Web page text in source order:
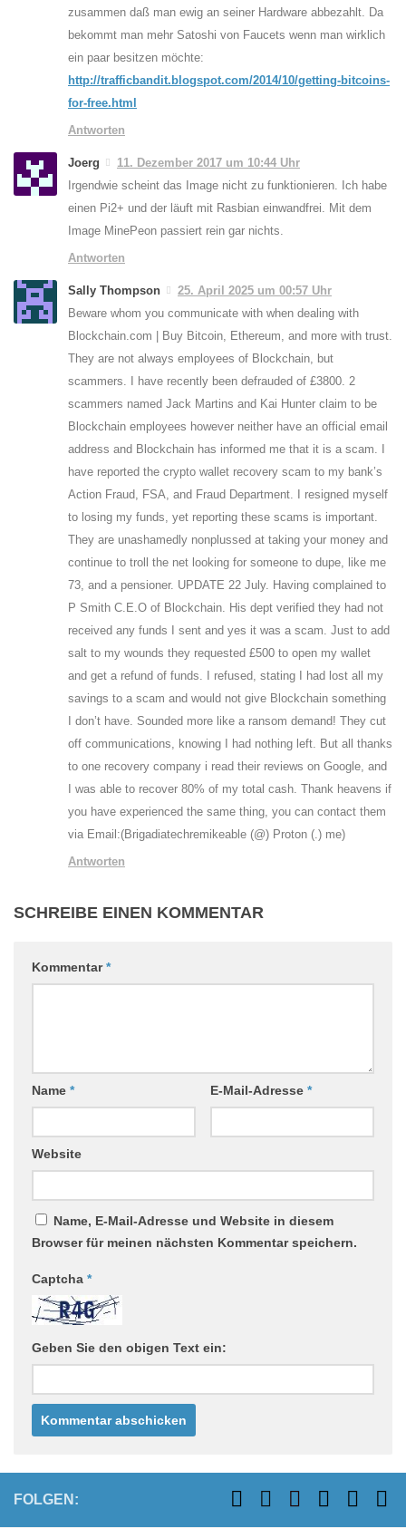
zusammen daß man ewig an seiner Hardware abbezahlt. Da
bekommt man mehr Satoshi von Faucets wenn man wirklich
ein paar besitzen möchte:
http://trafficbandit.blogspot.com/2014/10/getting-bitcoins-
for-free.html
Antworten
Joerg
11. Dezember 2017 um 10:44 Uhr
Irgendwie scheint das Image nicht zu funktionieren. Ich habe
einen Pi2+ und der läuft mit Rasbian einwandfrei. Mit dem
Image MinePeon passiert rein gar nichts.
Antworten
Sally Thompson
25. April 2025 um 00:57 Uhr
Beware whom you communicate with when dealing with
Blockchain.com | Buy Bitcoin, Ethereum, and more with trust.
They are not always employees of Blockchain, but
scammers. I have recently been defrauded of £3800. 2
scammers named Jack Martins and Kai Hunter claim to be
Blockchain employees however neither have an official email
address and Blockchain has informed me that it is a scam. I
have reported the crypto wallet recovery scam to my bank’s
Action Fraud, FSA, and Fraud Department. I resigned myself
to losing my funds, yet reporting these scams is important.
They are unashamedly nonplussed at taking your money and
continue to troll the net looking for someone to dupe, like me
73, and a pensioner. UPDATE 22 July. Having complained to
P Smith C.E.O of Blockchain. His dept verified they had not
received any funds I sent and yes it was a scam. Just to add
salt to my wounds they requested £500 to open my wallet
and get a refund of funds. I refused, stating I had lost all my
savings to a scam and would not give Blockchain something
I don’t have. Sounded more like a ransom demand! They cut
off communications, knowing I had nothing left. But all thanks
to one recovery company i read their reviews on Google, and
I was able to recover 80% of my total cash. Thank heavens if
you have experienced the same thing, you can contact them
via Email:(Brigadiatechremikeable (@) Proton (.) me)
Antworten
SCHREIBE EINEN KOMMENTAR
Kommentar*
Name * E-Mail-Adresse *
Website
Name, E-Mail-Adresse und Website in diesem
Browser für meinen nächsten Kommentar speichern.
Captcha *
Geben Sie den obigen Text ein:
FOLGEN: